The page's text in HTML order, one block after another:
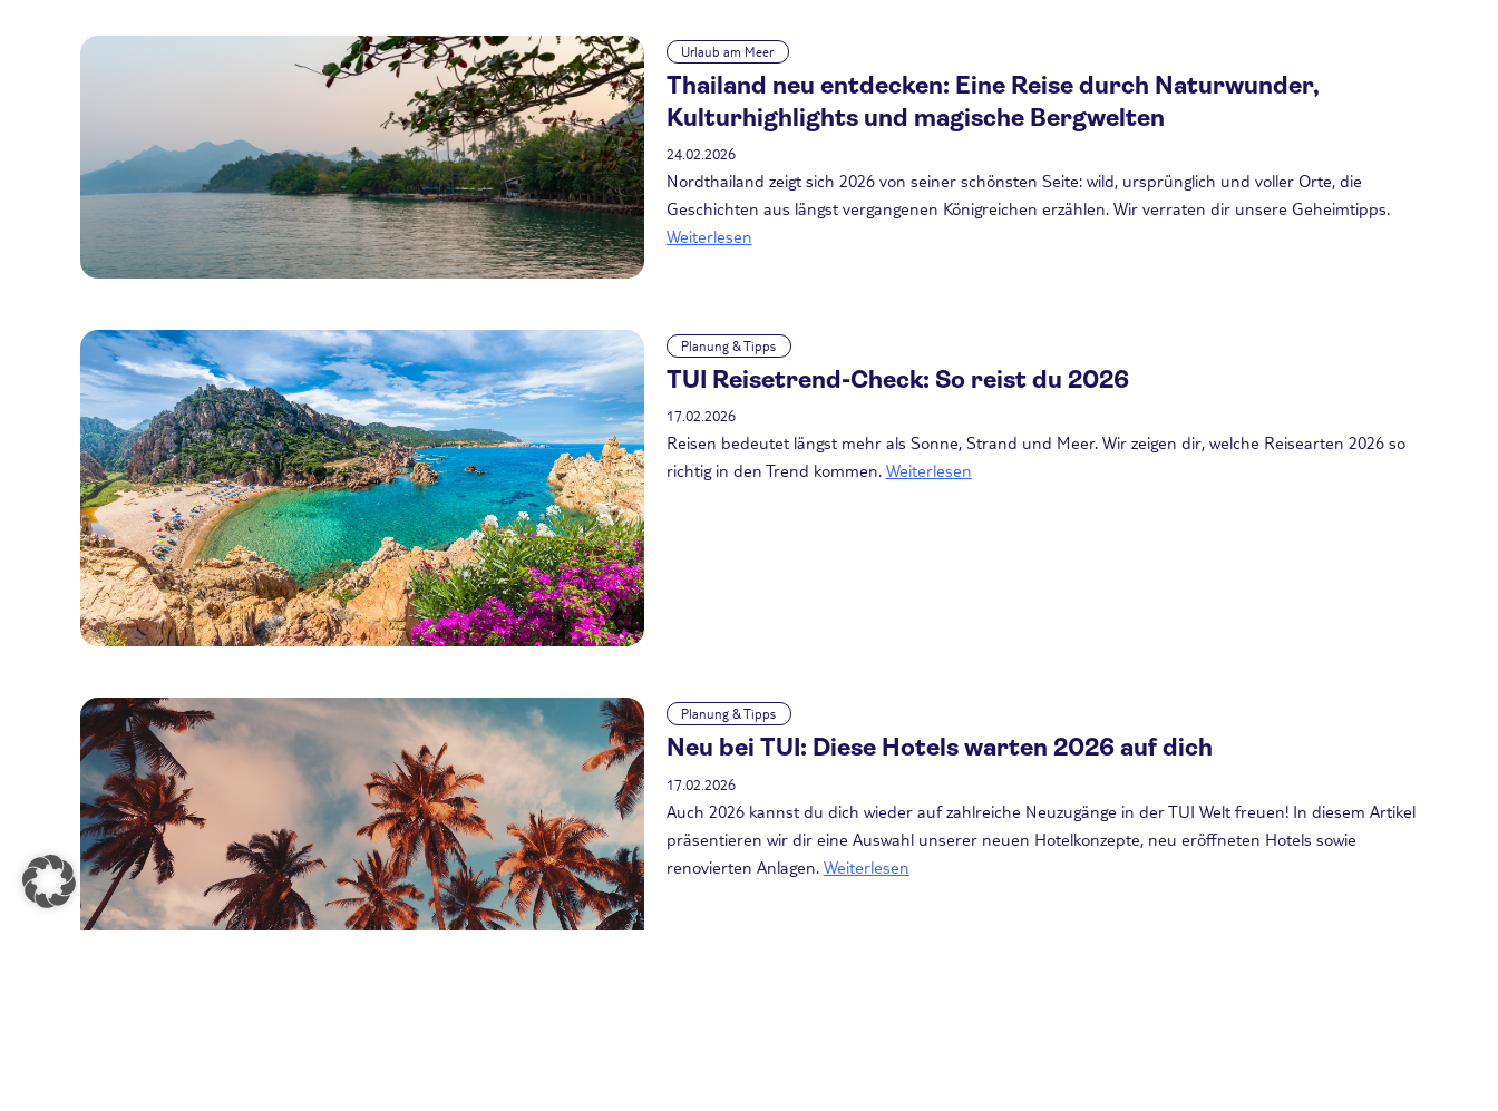
Urlaub am Meer
Thailand neu entdecken: Eine Reise durch Naturwunder,
Kulturhighlights und magische Bergwelten
24.02.2026
Nordthailand zeigt sich 2026 von seiner schönsten Seite: wild, ursprünglich und voller Orte, die
Geschichten aus längst vergangenen Königreichen erzählen. Wir verraten dir unsere Geheimtipps.
Weiterlesen
Planung & Tipps
TUI Reisetrend-Check: So reist du 2026
17.02.2026
Reisen bedeutet längst mehr als Sonne, Strand und Meer. Wir zeigen dir, welche Reisearten 2026 so
richtig in den Trend kommen. Weiterlesen
Planung & Tipps
Neu bei TUI: Diese Hotels warten 2026 auf dich
17.02.2026
Auch 2026 kannst du dich wieder auf zahlreiche Neuzugänge in der TUI Welt freuen! In diesem Artikel
präsentieren wir dir eine Auswahl unserer neuen Hotelkonzepte, neu eröffneten Hotels sowie
renovierten Anlagen. Weiterlesen